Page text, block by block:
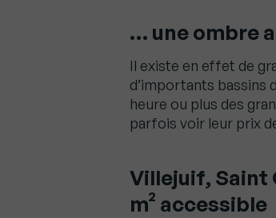
… une ombre
Il existe en effet de
d’importants bassins
heure ou plus des
parfois voir leur prix
Villejuif, Saint
m² accessible